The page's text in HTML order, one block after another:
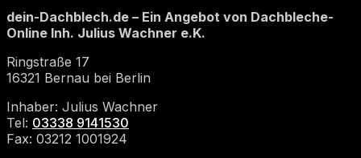
dein-Dachblech.de – Ein Angebot von Dachbleche-
Online Inh. Julius Wachner e.K.
Ringstraße 17
16321 Bernau bei Berlin
Inhaber: Julius Wachner
Tel: 03338 9141530
Fax: 03212 1001924